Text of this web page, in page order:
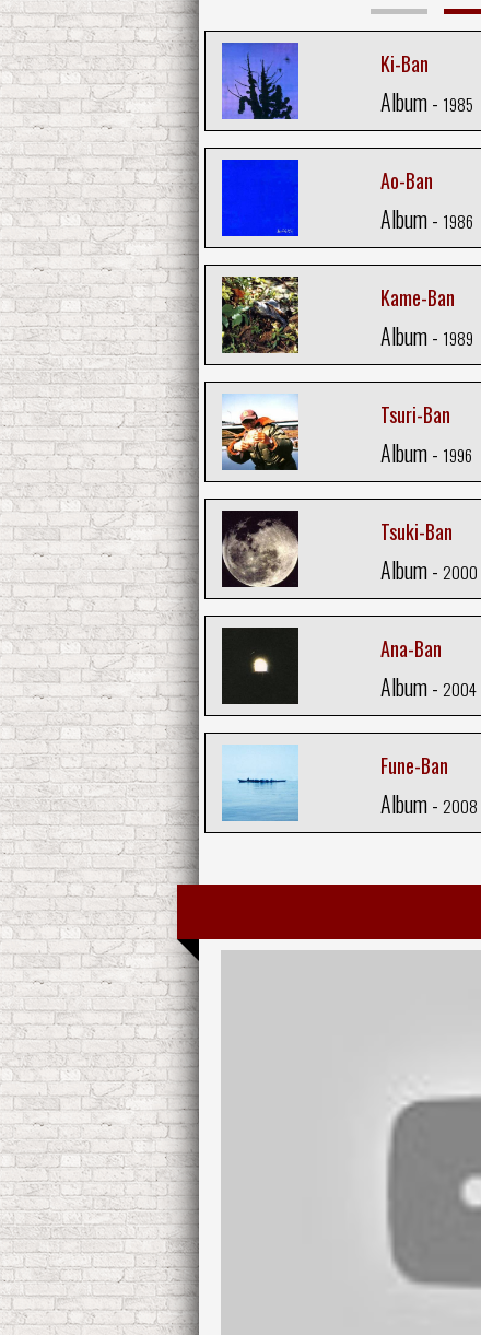
Ki-Ban
Album - 1985
Ao-Ban
Album - 1986
Kame-Ban
Album - 1989
Tsuri-Ban
Album - 1996
Tsuki-Ban
Album - 2000
Ana-Ban
Album - 2004
Fune-Ban
Album - 2008